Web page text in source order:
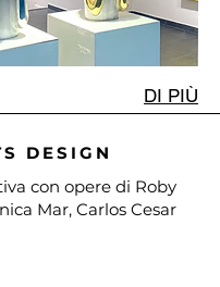
DI PIÙ
DESIGN
con opere di Roby
Mar, Carlos Cesar